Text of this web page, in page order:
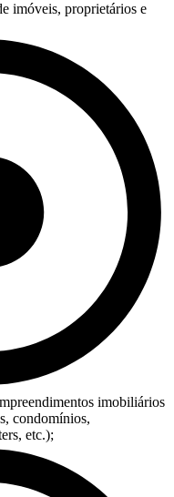
imóveis, proprietários e
imobiliários
condomínios,
etc.);